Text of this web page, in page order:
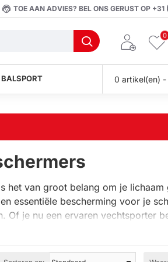
TOE AAN ADVIES? BEL ONS GERUST OP
0
0 artikel(en)
het van groot belang om je lichaam
essentiële bescherming voor je
Of je nu een ervaren vechtsporter